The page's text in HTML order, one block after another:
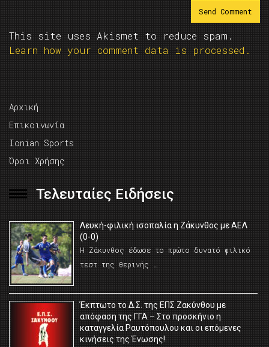
This site uses Akismet to reduce spam.
Learn how your comment data is processed.
Αρχική
Επικοινωνία
Ionian Sports
Όροι Χρήσης
Τελευταίες Ειδήσεις
Λευκή-φιλική ισοπαλία η Ζάκυνθος με ΑΕΛ
(0-0)
Η Ζάκυνθος έδωσε το πρώτο δυνατό φιλικό
τεστ της θερινής …
Έκπτωτο το Δ.Σ. της ΕΠΣ Ζακύνθου με
απόφαση της ΓΓΑ – Στο προσκήνιο η
καταγγελία Ραυτόπουλου και οι επόμενες
κινήσεις της Ένωσης!